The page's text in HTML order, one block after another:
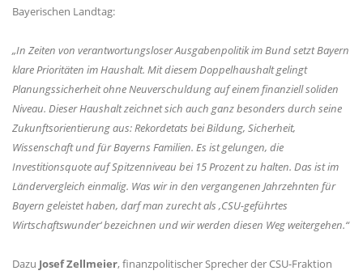
Bayerischen Landtag:
In Zeiten von verantwortungsloser Ausgabenpolitik im Bund setzt Bayern
klare Prioritäten im Haushalt. Mit diesem Doppelhaushalt gelingt
Planungssicherheit ohne Neuverschuldung auf einem finanziell soliden
Niveau. Dieser Haushalt zeichnet sich auch ganz besonders durch seine
Zukunftsorientierung aus: Rekordetats bei Bildung, Sicherheit,
Wissenschaft und für Bayerns Familien. Es ist gelungen, die
Investitionsquote auf Spitzenniveau bei 15 Prozent zu halten. Das ist im
Ländervergleich einmalig. Was wir in den vergangenen Jahrzehnten für
Bayern geleistet haben, darf man zurecht als ‚CSU-geführtes
Wirtschaftswunder‘ bezeichnen und wir werden diesen Weg weitergehen.“
Dazu Josef Zellmeier, finanzpolitischer Sprecher der CSU-Fraktion